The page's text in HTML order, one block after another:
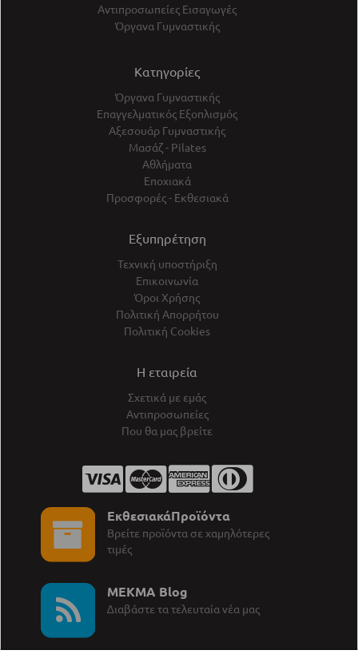
Αντιπροσωπείες Εισαγωγές
Όργανα Γυμναστικής
Κατηγορίες
Όργανα Γυμναστικής
Επαγγελματικός Εξοπλισμός
Αξεσουάρ Γυμναστικής
Μασάζ - Pilates
Αθλήματα
Εποχιακά
Προσφορές - Εκθεσιακά
Εξυπηρέτηση
Τεχνική υποστήριξη
Επικοινωνία
Όροι Χρήσης
Πολιτική Απορρήτου
Πολιτική Cookies
Η εταιρεία
Σχετικά με εμάς
Αντιπροσωπείες
Που θα μας βρείτε
ΕκθεσιακάΠροϊόντα
Βρείτε προϊόντα σε χαμηλότερες
τιμές
MEKMA Blog
∆ιαβάστε τα τελευταία νέα μας